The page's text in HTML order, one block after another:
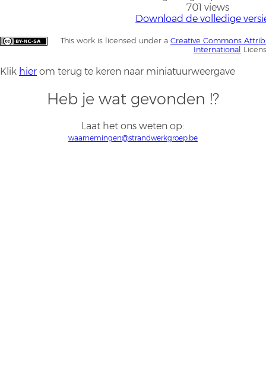
701 views
Download de volledige
This work is licensed under a Creative Commons
International
Klik hier om terug te keren naar miniatuurweergave
Heb je wat gevonden !?
Laat het ons weten op:
waarnemingen@strandwerkgroep.be